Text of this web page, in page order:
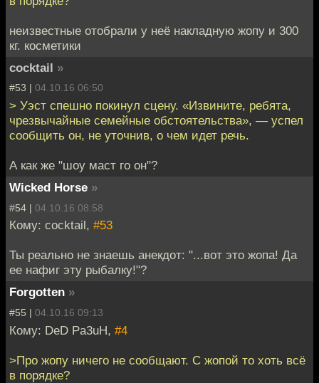
неизвестные отобрали у неё накладную жопу и 300
кг. косметики
cocktail »
#53 | 04.10.16 06:50
> Уэст спешно покинул сцену. «Извините, ребята,
чрезвычайные семейные обстоятельства», — успел
сообщить он, не уточнив, о чем идет речь.
А как же "шоу маст го он"?
Wicked Horse »
#54 | 04.10.16 08:58
Кому: cocktail, #53
Ты реально не знаешь анекдот: "...вот это жопа! Да
ее нафиг эту рыбалку!"?
Forgotten »
#55 | 04.10.16 09:13
Кому: DeD Pa3uH, #4
>Про жопу ничего не сообщают. С жопой то хоть всё
в порядке?